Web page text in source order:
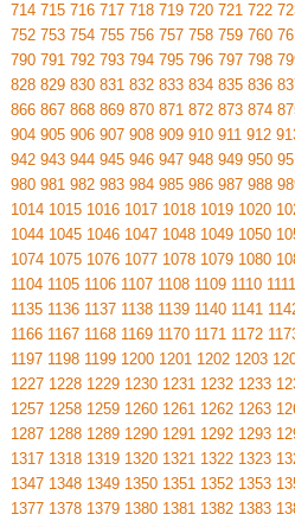
714 715 716 717 718 719 720 721 722
752 753 754 755 756 757 758 759 760
790 791 792 793 794 795 796 797 798
828 829 830 831 832 833 834 835 836
866 867 868 869 870 871 872 873 874
904 905 906 907 908 909 910 911 912
942 943 944 945 946 947 948 949 950
980 981 982 983 984 985 986 987 988
1014 1015 1016 1017 1018 1019 1020
1044 1045 1046 1047 1048 1049 1050
1074 1075 1076 1077 1078 1079 1080
1104 1105 1106 1107 1108 1109 1110 1111
1135 1136 1137 1138 1139 1140 1141
1166 1167 1168 1169 1170 1171 1172
1197 1198 1199 1200 1201 1202 1203
1227 1228 1229 1230 1231 1232 1233
1257 1258 1259 1260 1261 1262 1263
1287 1288 1289 1290 1291 1292 1293
1317 1318 1319 1320 1321 1322 1323
1347 1348 1349 1350 1351 1352 1353
1377 1378 1379 1380 1381 1382 1383